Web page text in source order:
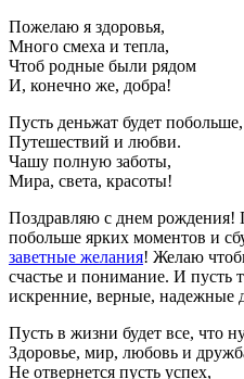
Пожелаю я здоровья,
Много смеха и тепла,
Чтоб родные были рядом
И, конечно же, добра!
Пусть деньжат будет побольше,
Путешествий и любви.
Чашу полную заботы,
Мира, света, красоты!
Поздравляю с днем рождения!
побольше ярких моментов и
заветные желания! Желаю
счастье и понимание. И пусть
искренние, верные, надежные
Пусть в жизни будет все, что
Здоровье, мир, любовь и
Не отвернется пусть успех,